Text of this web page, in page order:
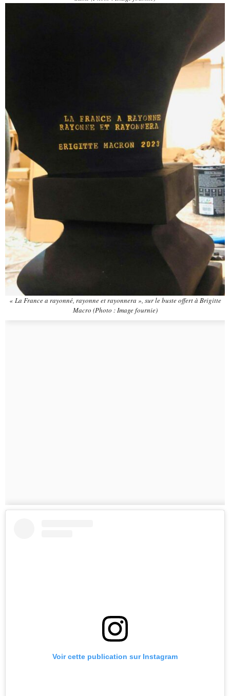
« La France a rayonné, rayonne et rayonnera », sur le buste offert à Brigitte
Macro (Photo : Image fournie)
Voir cette publication sur Instagram